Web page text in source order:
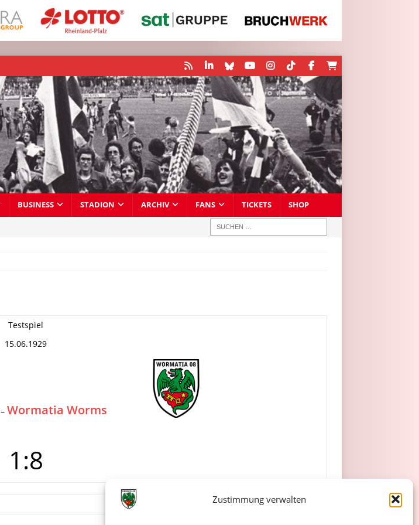
Zustimmung verwalten
BUSINESS STADION ARCHIV FANS TICKETS SHOP
Testspiel
15.06.1929
– Wormatia Worms
1:8